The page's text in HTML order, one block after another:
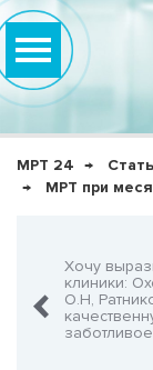
МРТ 24
МРТ при
Хочу
клиники:
О.Н,